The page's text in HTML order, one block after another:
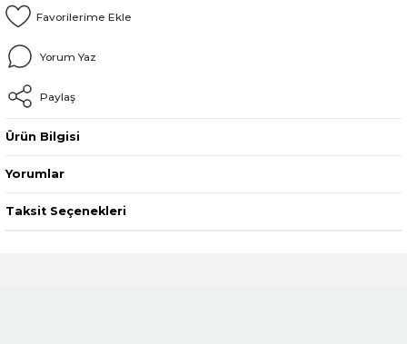
Yorum Yaz
Paylaş
Ürün Bilgisi
Yorumlar
Taksit Seçenekleri